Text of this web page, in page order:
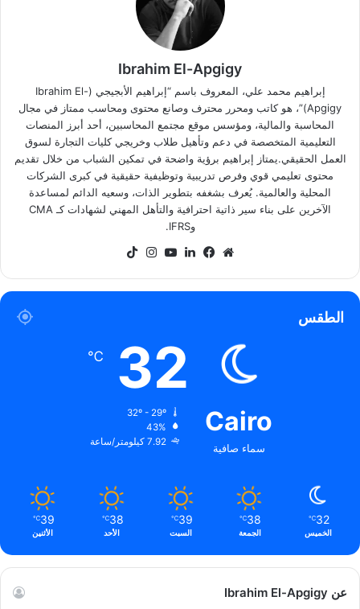
Ibrahim El-Apgigy
إبراهيم محمد علي، المعروف باسم “إبراهيم الأبجيجي (Ibrahim El-
Apgigy)”، هو كاتب ومحرر محترف وصانع محتوى ومحاسب ممتاز في مجال
المحاسبة والمالية، ومؤسس موقع مجتمع المحاسبين، أحد أبرز المنصات
التعليمية المتخصصة في دعم وتأهيل طلاب وخريجي كليات التجارة لسوق
العمل الحقيقي.يمتاز إبراهيم برؤية واضحة في تمكين الشباب من خلال تقديم
محتوى تعليمي قوي وفرص تدريبية وتوظيفية حقيقية في كبرى الشركات
المحلية والعالمية. يُعرف بشغفه بتطوير الذات، وسعيه الدائم لمساعدة
الآخرين على بناء سير ذاتية احترافية والتأهل المهني لشهادات كـ CMA
وIFRS.
موقعفيسبوكلينكدإن‫YouTube
انستقرام
الطقس
Cairo
سماء صافية
32
℃
43%
7.92 كيلومتر/ساعة
32
℃
الخميس
38
℃
الجمعة
39
℃
السبت
38
℃
الأحد
39
℃
الأثنين
عن Ibrahim El-Apgigy